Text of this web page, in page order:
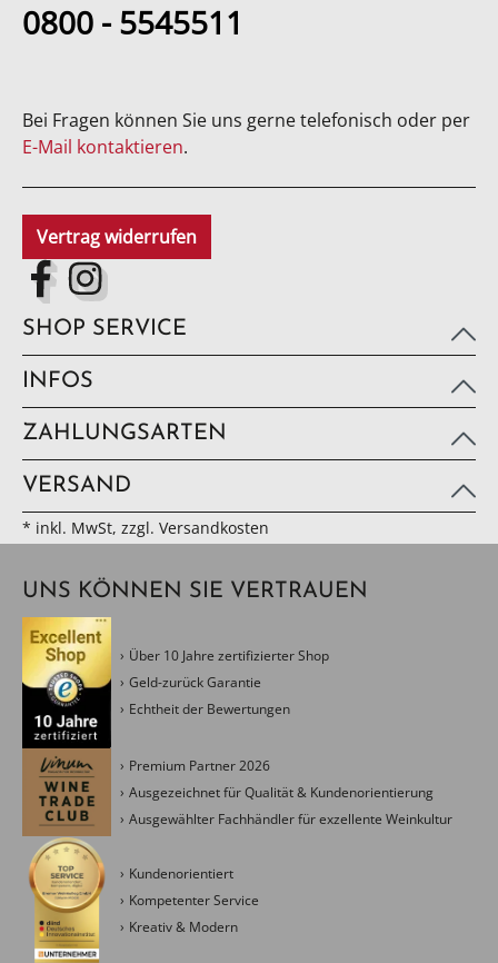
0800 - 5545511
Bei Fragen können Sie uns gerne telefonisch oder per
E-Mail kontaktieren.
Vertrag widerrufen
SHOP SERVICE
INFOS
ZAHLUNGSARTEN
VERSAND
* inkl. MwSt, zzgl. Versandkosten
UNS KÖNNEN SIE VERTRAUEN
Über 10 Jahre zertifizierter Shop
Geld-zurück Garantie
Echtheit der Bewertungen
Premium Partner 2026
Ausgezeichnet für Qualität & Kundenorientierung
Ausgewählter Fachhändler für exzellente Weinkultur
Kundenorientiert
Kompetenter Service
Kreativ & Modern